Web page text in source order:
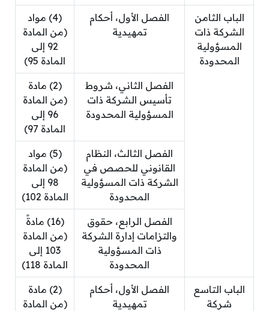
الباب الثامن
الشركة ذات
المسؤولية
المحدودة
الفصل الأول، أحكام
تمهيدية
(4) مواد
(من المادة
92 إلى
المادة 95)
الفصل الثاني، شروط
تأسيس الشركة ذات
المسؤولية المحدودة
(2) مادة
(من المادة
96 إلى
المادة 97)
الفصل الثالث، النظام
القانوني للحصص في
الشركة ذات المسؤولية
المحدودة
(5) مواد
(من المادة
98 إلى
المادة 102)
الفصل الرابع، حقوق
والتزامات إدارة الشركة
ذات المسؤولية
المحدودة
(16) مادةً
(من المادة
103 إلى
المادة 118)
الباب التاسع
شركة
الفصل الأول، أحكام
تمهيدية
(2) مادة
(من المادة